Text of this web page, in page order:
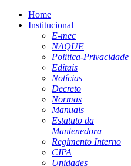
Home
Institucional
E-mec
NAQUE
Politica-Privacidade
Editais
Notícias
Decreto
Normas
Manuais
Estatuto da
Mantenedora
Regimento Interno
CIPA
Unidades